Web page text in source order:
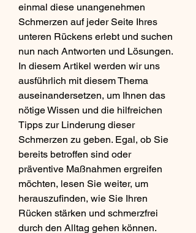
einmal diese unangenehmen
Schmerzen auf jeder Seite Ihres
unteren Rückens erlebt und suchen
nun nach Antworten und Lösungen.
In diesem Artikel werden wir uns
ausführlich mit diesem Thema
auseinandersetzen, um Ihnen das
nötige Wissen und die hilfreichen
Tipps zur Linderung dieser
Schmerzen zu geben. Egal, ob Sie
bereits betroffen sind oder
präventive Maßnahmen ergreifen
möchten, lesen Sie weiter, um
herauszufinden, wie Sie Ihren
Rücken stärken und schmerzfrei
durch den Alltag gehen können.